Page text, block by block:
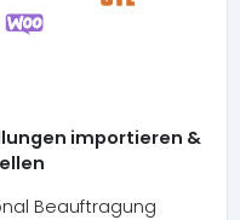
importieren &
Beauftragung